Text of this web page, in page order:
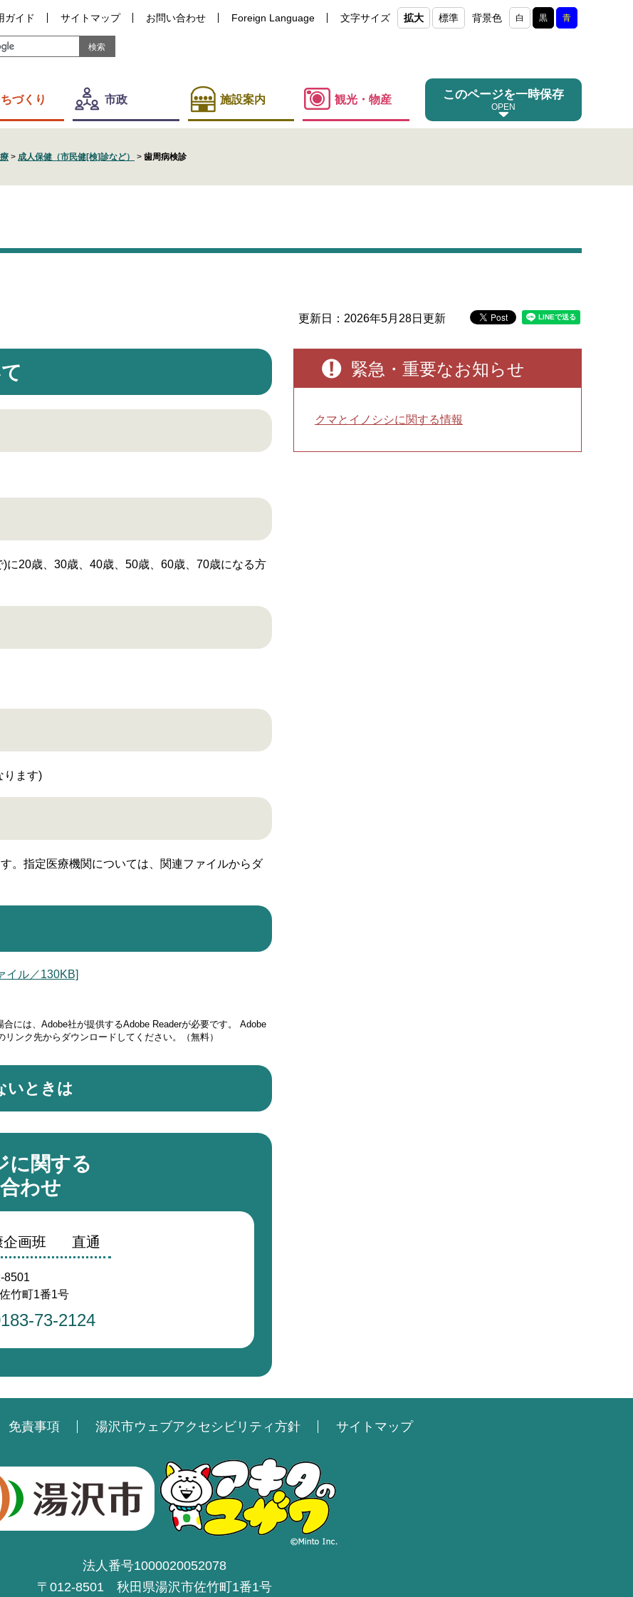
ガイド サイトマップ お問い合わせ Foreign Language 文字サイズ 拡大 標準 背景色 白 黒 青
ちづくり 市政 施設案内 観光・物産 このページを一時保存
> 成人保健（市民健[検]診など） > 歯周病検診
更新日：2026年5月28日更新
20歳、30歳、40歳、50歳、60歳、70歳になる方
ります)
。指定医療機関については、関連ファイルからダ
イル／130KB]
には、Adobe社が提供するAdobe Readerが必要です。
Adobe
ンク先からダウンロードしてください。（無料）
いときは
に関する
わせ
画班 直通
8501
竹町1番1号
73-2124
緊急・重要なお知らせ
クマとイノシシに関する情報
免責事項 湯沢市ウェブアクセシビリティ方針 サイトマップ
法人番号1000020052078
〒012-8501 秋田県湯沢市佐竹町1番1号